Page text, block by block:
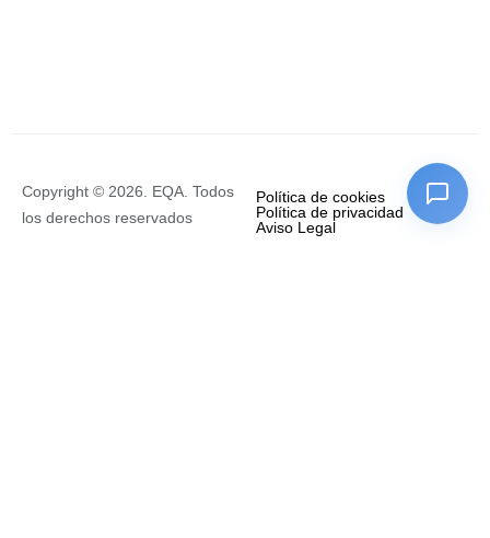
Copyright © 2026. EQA. Todos
los derechos reservados
Política de cookies
Política de privacidad
Aviso Legal